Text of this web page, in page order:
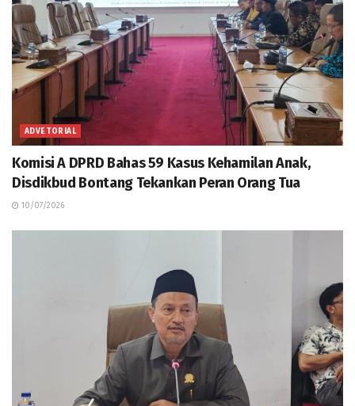
ADVETORIAL
Komisi A DPRD Bahas 59 Kasus Kehamilan Anak,
Disdikbud Bontang Tekankan Peran Orang Tua
10/07/2026